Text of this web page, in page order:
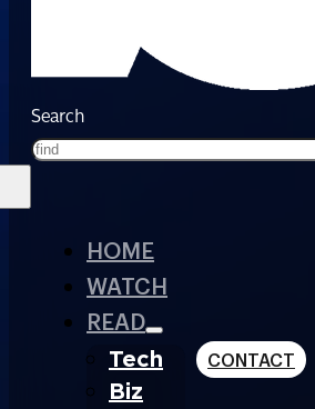
Search
HOME
WATCH
READ
Tech
Biz
CONTACT